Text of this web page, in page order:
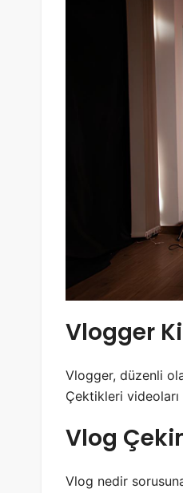
Vlogger
Vlogger, düzenli
Çektikleri videoları
Vlog
Vlog nedir